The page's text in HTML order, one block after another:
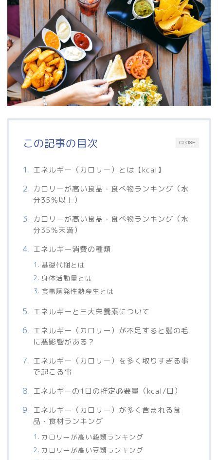
CLOSE
この記事の目次
エネルギー（カロリー）とは【kcal】
カロリーが高い食品・食べ物ランキング（水
分35％以上）
カロリーが高い食品・食べ物ランキング（水
分35％未満）
エネルギー消費の種類
基礎代謝とは
身体活動量とは
食事誘発性熱産生とは
エネルギーと三大栄養素について
エネルギー（カロリー）が不足すると髪の毛
に悪影響がある？
エネルギー（カロリー）を多く取りすぎる事
で起こる事
エネルギーの1日の推定必要量（kcal/日）
エネルギー（カロリー）が多く含まれる食
品・食材ランキング
カロリーが高い穀類ランキング
カロリーが高い豆類ランキング